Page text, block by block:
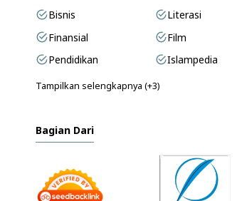
Bisnis
Literasi
Finansial
Film
Pendidikan
Islampedia
Tampilkan selengkapnya (+3)
Bagian Dari